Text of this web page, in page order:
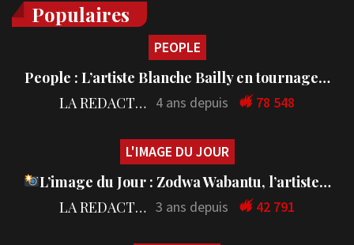
Populaires
PEOPLE
People : L’artiste Blanche Bailly en tournage…
LA REDACTION 4 ans depuis 78 548
L'IMAGE DU JOUR
L’image du Jour : Zodwa Wabantu, l’artiste…
LA REDACTION 3 ans depuis 42 791